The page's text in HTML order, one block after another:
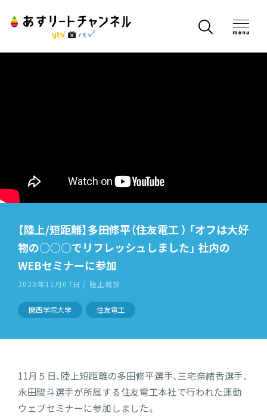
【陸上/短距離】多田修平（住友電工 ） 「オフは大好
物の○○○でリフレッシュしました」 社内の
WEBセミナーに参加
2020年11月07日 / 陸上競技
関西学院大学 住友電工
11月５日、陸上短距離の多田修平選手、三宅奈緒香選手、
永田駿斗選手が所属する住友電工本社で行われた運動
ウェブセミナーに参加しました。